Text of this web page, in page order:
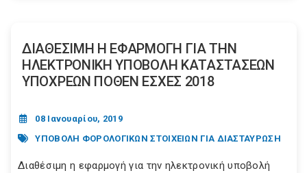
ΔΙΑΘΕΣΙΜΗ Η ΕΦΑΡΜΟΓΗ ΓΙΑ ΤΗΝ
ΗΛΕΚΤΡΟΝΙΚΗ ΥΠΟΒΟΛΗ ΚΑΤΑΣΤΑΣΕΩΝ
ΥΠΟΧΡΕΩΝ ΠΟΘΕΝ ΕΣΧΕΣ 2018
08 Ιανουαρίου, 2019
ΥΠΟΒΟΛΗ ΦΟΡΟΛΟΓΙΚΩΝ ΣΤΟΙΧΕΙΩΝ ΓΙΑ ΔΙΑΣΤΑΥΡΩΣΗ
Διαθέσιμη η εφαρμογή για την ηλεκτρονική υποβολή